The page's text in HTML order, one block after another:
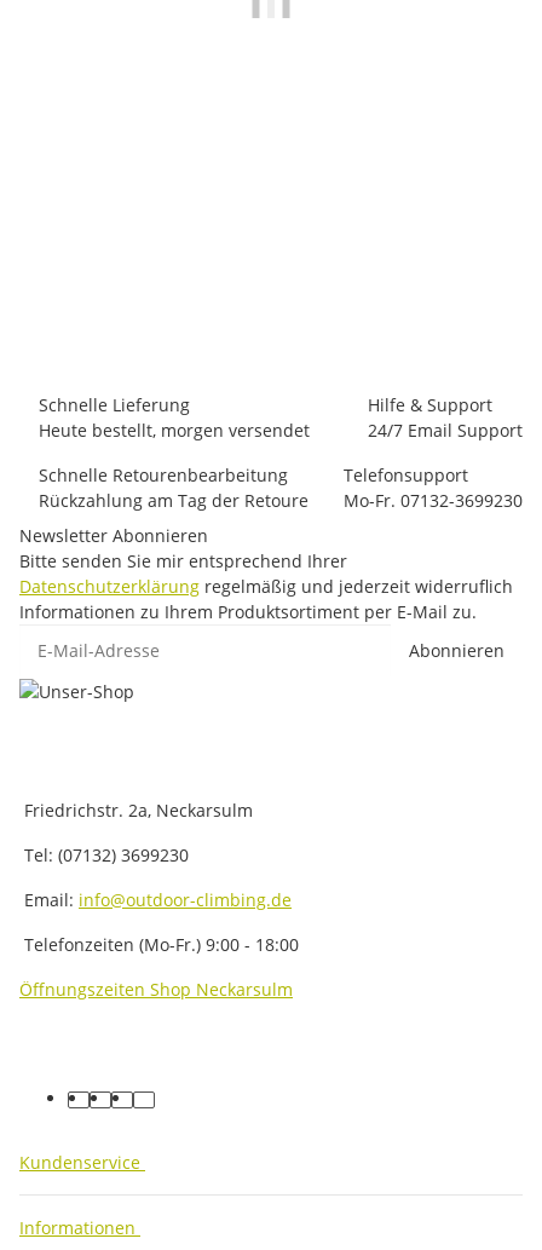
Schnelle Lieferung
Heute bestellt, morgen versendet
Hilfe & Support
24/7 Email Support
Schnelle Retourenbearbeitung
Rückzahlung am Tag der Retoure
Telefonsupport
Mo-Fr. 07132-3699230
Newsletter Abonnieren
Bitte senden Sie mir entsprechend Ihrer
Datenschutzerklärung regelmäßig und jederzeit widerruflich
Informationen zu Ihrem Produktsortiment per E-Mail zu.
Abonnieren
Friedrichstr. 2a, Neckarsulm
Tel: (07132) 3699230
Email: info@outdoor-climbing.de
Telefonzeiten (Mo-Fr.) 9:00 - 18:00
Öffnungszeiten Shop Neckarsulm
facebook
youtube
instagram
tiktok
Kundenservice
Informationen